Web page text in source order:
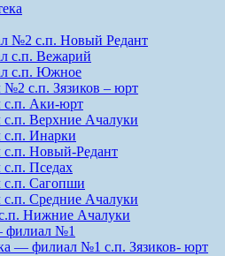
№2 с.п. Новый Редант
с.п. Вежарий
с.п. Южное
№2 с.п. Зязиков – юрт
с.п. Аки-юрт
с.п. Верхние Ачалуки
с.п. Инарки
с.п. Новый-Редант
с.п. Пседах
с.п. Сагопши
с.п. Средние Ачалуки
Нижние Ачалуки
филиал №1
— филиал №1 с.п. Зязиков- юрт